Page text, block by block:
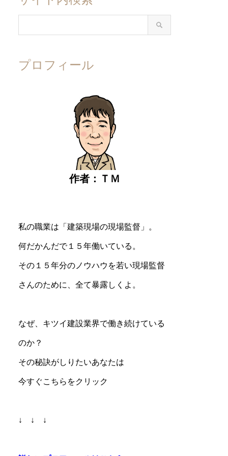
プロフィール
作者：ＴＭ
私の職業は「建築現場の現場監督」。
何だかんだで１５年働いている。
その１５年分のノウハウを若い現場監督
さんのために、全て暴露しくよ。
なぜ、キツイ建設業界で働き続けている
のか？
その秘訣がしりたいあなたは
今すぐこちらをクリック
↓ ↓ ↓